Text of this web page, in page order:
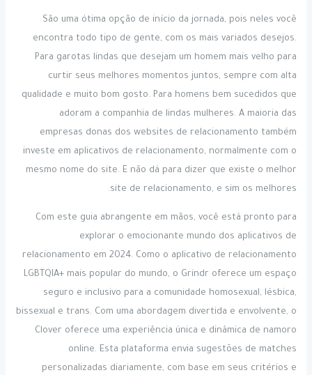
São uma ótima opção de início da jornada, pois neles você
encontra todo tipo de gente, com os mais variados desejos.
Para garotas lindas que desejam um homem mais velho para
curtir seus melhores momentos juntos, sempre com alta
qualidade e muito bom gosto. Para homens bem sucedidos que
adoram a companhia de lindas mulheres. A maioria das
empresas donas dos websites de relacionamento também
investe em aplicativos de relacionamento, normalmente com o
mesmo nome do site. E não dá para dizer que existe o melhor
site de relacionamento, e sim os melhores.
Com este guia abrangente em mãos, você está pronto para
explorar o emocionante mundo dos aplicativos de
relacionamento em 2024. Como o aplicativo de relacionamento
LGBTQIA+ mais popular do mundo, o Grindr oferece um espaço
seguro e inclusivo para a comunidade homosexual, lésbica,
bissexual e trans. Com uma abordagem divertida e envolvente, o
Clover oferece uma experiência única e dinâmica de namoro
online. Esta plataforma envia sugestões de matches
personalizadas diariamente, com base em seus critérios e